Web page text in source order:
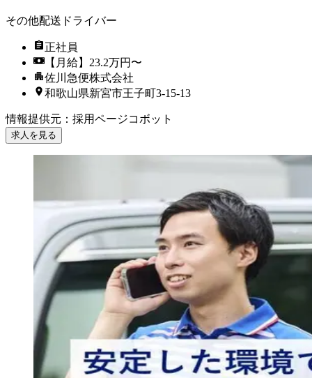
その他配送ドライバー
正社員
【月給】23.2万円〜
佐川急便株式会社
和歌山県新宮市王子町3-15-13
情報提供元 ： 採用ページコボット
求人を見る